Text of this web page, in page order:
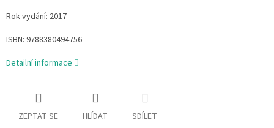
Rok vydání: 2017
ISBN: 9788380494756
Detailní informace
ZEPTAT SE HLÍDAT SDÍLET